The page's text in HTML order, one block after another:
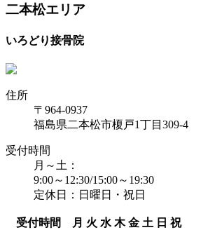
二本松エリア
いろどり接骨院
住所
〒964-0937
福島県二本松市榎戸1丁目309-4
受付時間
月～土：
9:00～12:30/15:00～19:30
定休日：日曜日・祝日
受付時間 月 火 水 木 金 土 日 祝